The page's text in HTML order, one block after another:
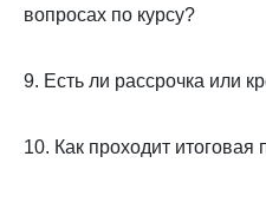
вопросах по курсу?
9. Есть ли рассрочка или
10. Как проходит итоговая